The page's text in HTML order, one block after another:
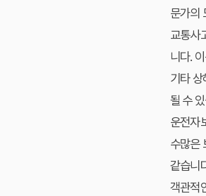
문가의
교통사
니다.
기타 상
될 수
운전자
수많은
같습니
객관적